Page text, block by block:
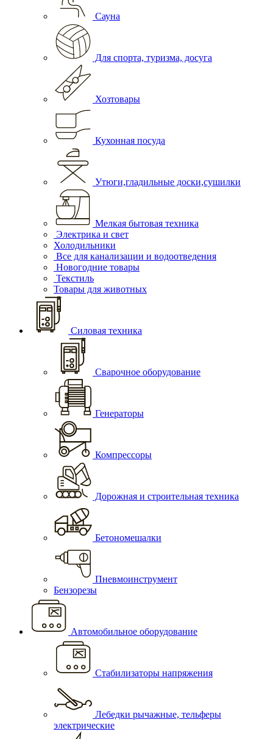
Сауна
Для спорта, туризма, досуга
Хозтовары
Кухонная посуда
Утюги,гладильные доски,сушилки
Мелкая бытовая техника
Электрика и свет
Холодильники
Все для канализации и водоотведения
Новогодние товары
Текстиль
Товары для животных
Силовая техника
Сварочное оборудование
Генераторы
Компрессоры
Дорожная и строительная техника
Бетономешалки
Пневмоинструмент
Бензорезы
Автомобильное оборудование
Стабилизаторы напряжения
Лебедки рычажные, тельферы
электрические